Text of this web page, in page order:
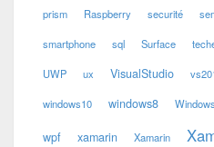
prism Raspberry securité
smartphone sql Surface
UWP ux VisualStudio
windows10 windows8
wpf xamarin Xamarin